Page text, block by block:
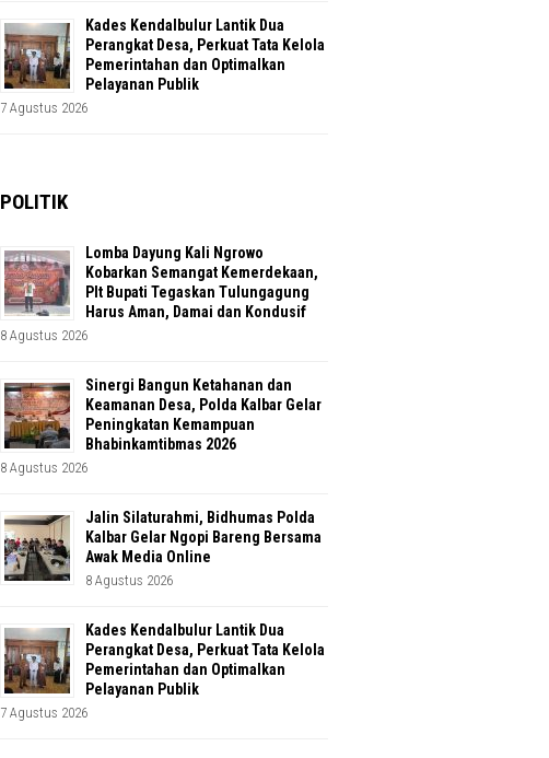
Kades Kendalbulur Lantik Dua
Perangkat Desa, Perkuat Tata Kelola
Pemerintahan dan Optimalkan
Pelayanan Publik
7 Agustus 2026
POLITIK
Lomba Dayung Kali Ngrowo
Kobarkan Semangat Kemerdekaan,
Plt Bupati Tegaskan Tulungagung
Harus Aman, Damai dan Kondusif
8 Agustus 2026
Sinergi Bangun Ketahanan dan
Keamanan Desa, Polda Kalbar Gelar
Peningkatan Kemampuan
Bhabinkamtibmas 2026
8 Agustus 2026
Jalin Silaturahmi, Bidhumas Polda
Kalbar Gelar Ngopi Bareng Bersama
Awak Media Online
8 Agustus 2026
Kades Kendalbulur Lantik Dua
Perangkat Desa, Perkuat Tata Kelola
Pemerintahan dan Optimalkan
Pelayanan Publik
7 Agustus 2026